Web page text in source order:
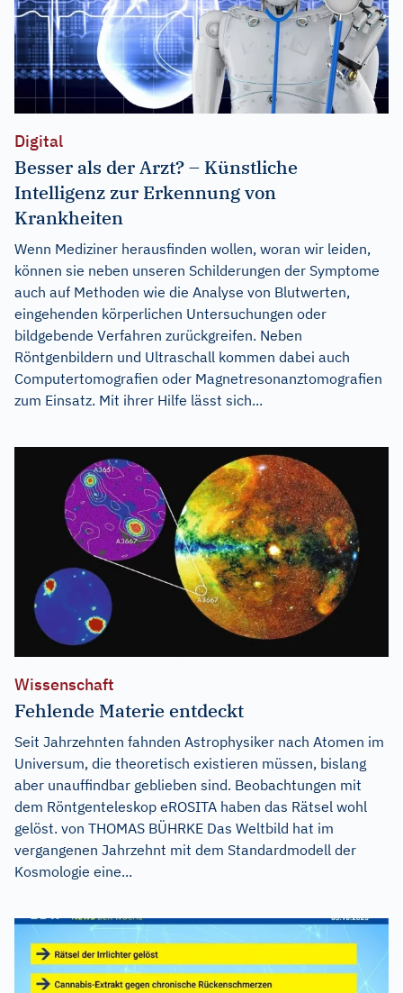
Digital
Besser als der Arzt? – Künstliche
Intelligenz zur Erkennung von
Krankheiten
Wenn Mediziner herausfinden wollen, woran wir leiden,
können sie neben unseren Schilderungen der Symptome
auch auf Methoden wie die Analyse von Blutwerten,
eingehenden körperlichen Untersuchungen oder
bildgebende Verfahren zurückgreifen. Neben
Röntgenbildern und Ultraschall kommen dabei auch
Computertomografien oder Magnetresonanztomografien
zum Einsatz. Mit ihrer Hilfe lässt sich...
Wissenschaft
Fehlende Materie entdeckt
Seit Jahrzehnten fahnden Astrophysiker nach Atomen im
Universum, die theoretisch existieren müssen, bislang
aber unauffindbar geblieben sind. Beobachtungen mit
dem Röntgenteleskop eROSITA haben das Rätsel wohl
gelöst. von THOMAS BÜHRKE Das Weltbild hat im
vergangenen Jahrzehnt mit dem Standardmodell der
Kosmologie eine...